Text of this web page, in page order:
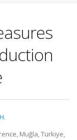
Muğla, Türkiye,